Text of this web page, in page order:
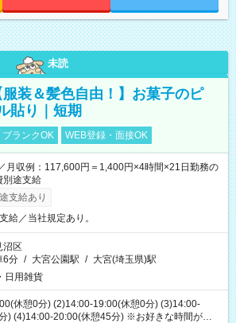
未読
服装＆髪色自由！】お菓子のピ
貼り｜短期
ブランクOK WEB登録・面接OK
月収例：117,600円＝1,400円×4時間×21日勤務の
別途支給
支給あり
給／当社規定あり。
沼区
6分 / 大宮公園駅 / 大宮(埼玉県)駅
日用雑貨
休憩0分) (2)14:00-19:00(休憩0分) (3)14:00-
) (4)14:00-20:00(休憩45分) ※お好きな時間が選べ